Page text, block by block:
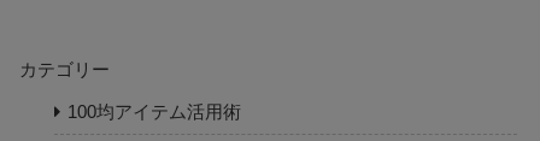
カテゴリー
100均アイテム活用術